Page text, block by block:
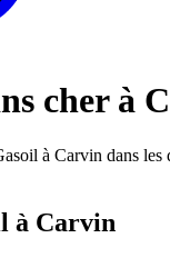
cher à
à Carvin dans les
à Carvin